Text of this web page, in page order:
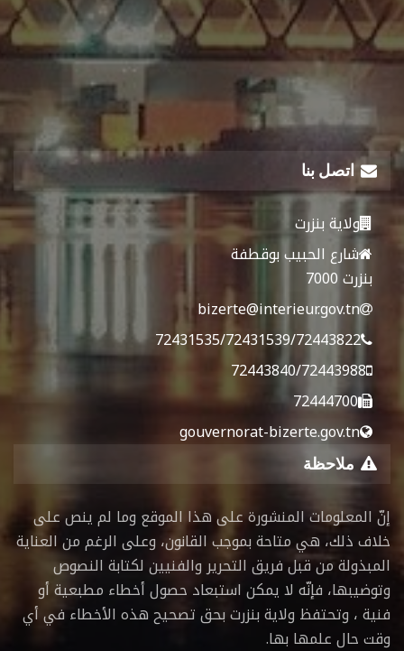
اتصل بنا
ولاية بنزرت
شارع الحبيب بوقطفة
بنزرت 7000
bizerte@interieur.gov.tn
72431535/72431539/72443822
72443840/72443988
72444700
gouvernorat-bizerte.gov.tn
ملاحظة
إنّ المعلومات المنشورة على هذا الموقع وما لم ينص على
خلاف ذلك، هي متاحة بموجب القانون، وعلى الرغم من العناية
المبذولة من قبل فريق التحرير والفنيين لكتابة النصوص
وتوضيبها، فإنّه لا يمكن استبعاد حصول أخطاء مطبعية أو
فنية ، وتحتفظ ولاية بنزرت بحق تصحيح هذه الأخطاء في أي
وقت حال علمها بها.